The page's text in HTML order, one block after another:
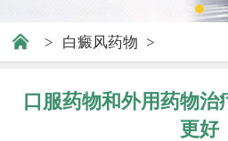
> 白癜风药物 >
口服药物和外用药物治
更好